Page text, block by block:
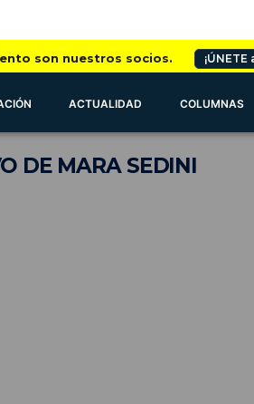
son nuestros socios.
ACTUALIDAD COLUMNAS
DE MARA SEDINI